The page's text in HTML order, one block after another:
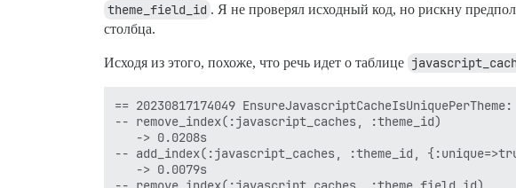
theme_field_id . Я не проверял исходный код, но рискну
столбца.
Исходя из этого, похоже, что речь идет о таблице
== 20230817174049
-- remove_index(:javascript_caches, :theme_id)
   -> 0.0208s
-- add_index(:javascript_caches, :theme_id,
   -> 0.0079s